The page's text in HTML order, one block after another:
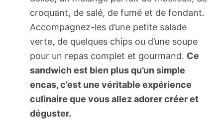
croquant, de salé, de fumé et de fondant.
Accompagnez-les d’une petite salade
verte, de quelques chips ou d’une soupe
pour un repas complet et gourmand. Ce
sandwich est bien plus qu’un simple
encas, c’est une véritable expérience
culinaire que vous allez adorer créer et
déguster.